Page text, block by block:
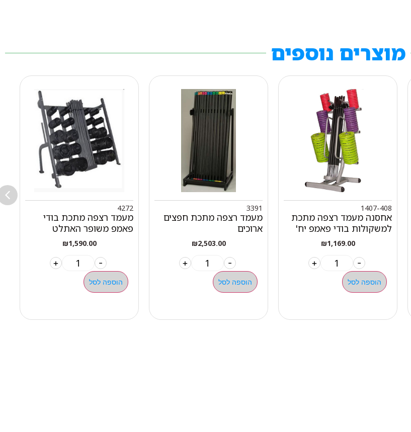
מוצרים נוספים
1407-408
אחסנה מעמד רצפה מתכת
למשקולות בודי פאמפ יח'
₪1,169.00
-
+
הוספה לסל
3391
מעמד רצפה מתכת חפצים
ארוכים
₪2,503.00
-
+
הוספה לסל
4272
מעמד רצפה מתכת בודי
פאמפ משופר האתלט
₪1,590.00
-
+
הוספה לסל